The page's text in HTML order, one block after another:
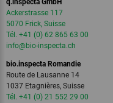
q.inspecta GmbH
Ackerstrasse 117
5070 Frick, Suisse
Tél. +41 (0) 62 865 63 00
info@bio-inspecta.ch
bio.inspecta Romandie
Route de Lausanne 14
1037 Etagnières, Suisse
Tél. +41 (0) 21 552 29 00